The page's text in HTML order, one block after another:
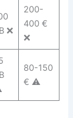
❌
200-
400 €
❌
80-150
€ ⚠️